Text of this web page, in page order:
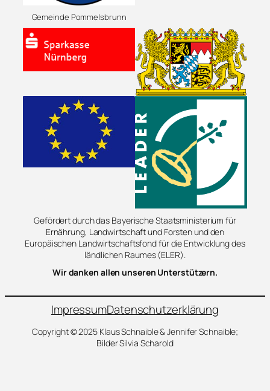
Gemeinde Pommelsbrunn
Gefördert durch das Bayerische Staatsministerium für
Ernährung, Landwirtschaft und Forsten und den
Europäischen Landwirtschaftsfond für die Entwicklung des
ländlichen Raumes (ELER).
Wir danken allen unseren Unterstützern.
ImpressumDatenschutzerklärung
Copyright © 2025 Klaus Schnaible & Jennifer Schnaible;
Bilder Silvia Scharold